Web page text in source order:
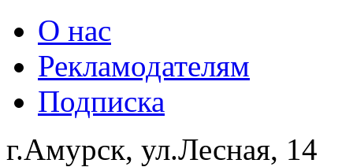
О нас
Рекламодателям
Подписка
г.Амурск, ул.Лесная, 14